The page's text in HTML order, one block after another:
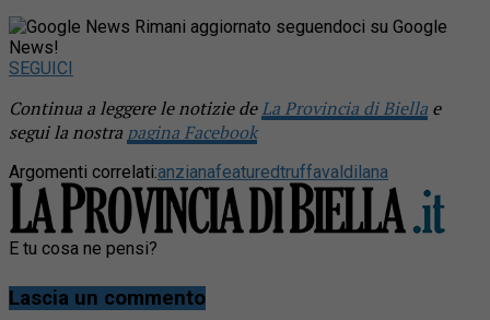
Rimani aggiornato seguendoci su Google
News!
SEGUICI
Continua a leggere le notizie deLa Provincia di Biella e
segui la nostra pagina Facebook
Argomenti correlati:anzianafeaturedtruffavaldilana
E tu cosa ne pensi?
Lascia un commento